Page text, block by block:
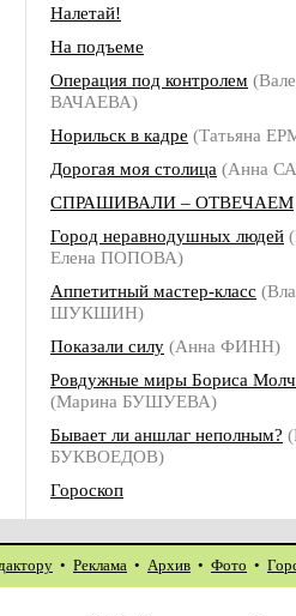
Налетай!
На подъеме
Операция под контролем
ВАЧАЕВА)
Норильск в кадре (Татьяна
Дорогая моя столица (Анна
СПРАШИВАЛИ – ОТВЕЧАЕМ
Город неравнодушных людей
Елена ПОПОВА)
Аппетитный мастер-класс
ШУКШИН)
Показали силу (Анна ФИНН)
Ровдужные миры Бориса
(Марина БУШУЕВА)
Бывает ли аншлаг неполным?
БУКВОЕДОВ)
Гороскоп
• Реклама • Архив • Фото •